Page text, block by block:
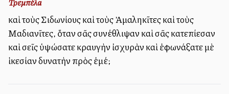
καὶ τοὺς Σιδωνίους καὶ τοὺς Ἀμαληκῖτες καὶ τοὺς
Μαδιανῖτες, ὅταν σᾶς συνέθλιψαν καὶ σᾶς κατεπίεσαν
καὶ σεῖς ὑψώσατε κραυγὴν ἰσχυρὰν καὶ ἐφωνάξατε μὲ
ἱκεσίαν δυνατὴν πρὸς ἐμέ;